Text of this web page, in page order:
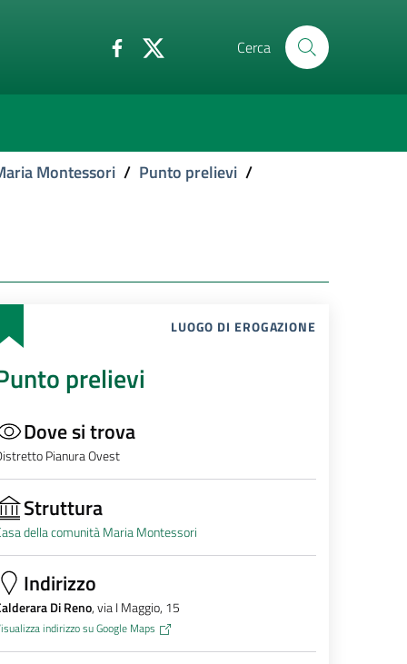
Cerca
Montessori / Punto prelievi /
LUOGO DI EROGAZIONE
prelievi
Dove si trova
Pianura Ovest
Struttura
della comunità Maria Montessori
Indirizzo
Di Reno, via I Maggio, 15
indirizzo su Google Maps